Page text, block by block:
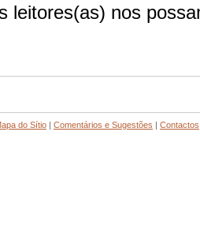
leitores(as) nos
do Sítio | Comentários e Sugestões | Contactos